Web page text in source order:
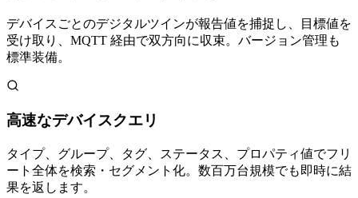
デバイスごとのデジタルツインが報告値を捕捉し、目標値を
受け取り、MQTT 経由で双方向に収束。バージョン管理も
標準装備。
高速なデバイスクエリ
タイプ、グループ、タグ、ステータス、プロパティ値でフリ
ート全体を検索・セグメント化。数百万台規模でも即時に結
果を返します。